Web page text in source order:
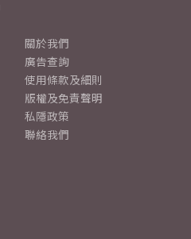
關於我們
廣告查詢
使用條款及細則
版權及免責聲明
私隱政策
聯絡我們